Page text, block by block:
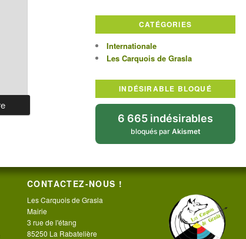
CATÉGORIES
Internationale
Les Carquois de Grasla
INDÉSIRABLE BLOQUÉ
6 665 indésirables
bloqués par Akismet
CONTACTEZ-NOUS !
Les Carquois de Grasla
Mairie
3 rue de l'étang
85250 La Rabatelière